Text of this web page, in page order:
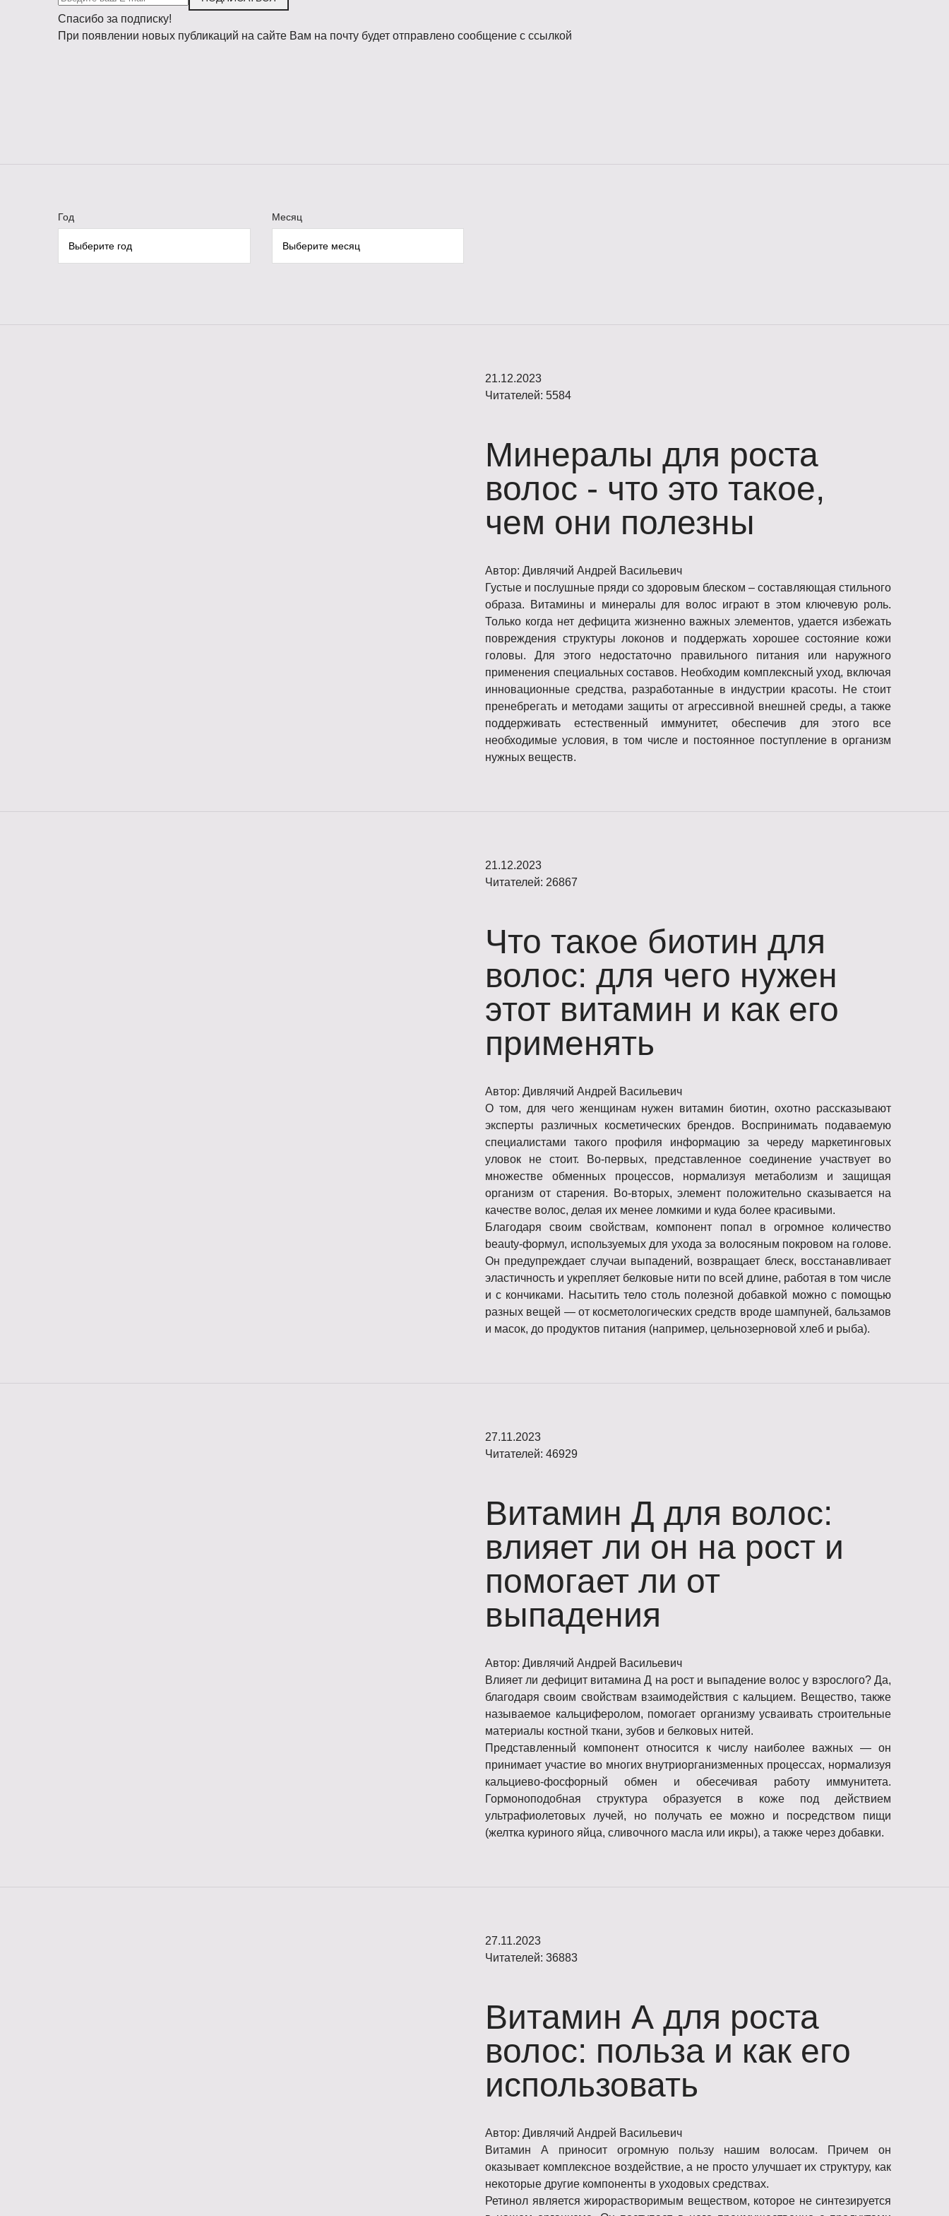
Спасибо за подписку!
При появлении новых публикаций на сайте Вам на почту будет отправлено сообщение с ссылкой
Год Месяц
21.12.2023
Читателей: 5584
Минералы для роста
волос - что это такое,
чем они полезны
Автор: Дивлячий Андрей Васильевич
Густые и послушные пряди со здоровым блеском – составляющая стильного
образа. Витамины и минералы для волос играют в этом ключевую роль.
Только когда нет дефицита жизненно важных элементов, удается избежать
повреждения структуры локонов и поддержать хорошее состояние кожи
головы. Для этого недостаточно правильного питания или наружного
применения специальных составов. Необходим комплексный уход, включая
инновационные средства, разработанные в индустрии красоты. Не стоит
пренебрегать и методами защиты от агрессивной внешней среды, а также
поддерживать естественный иммунитет, обеспечив для этого все
необходимые условия, в том числе и постоянное поступление в организм
нужных веществ.
21.12.2023
Читателей: 26867
Что такое биотин для
волос: для чего нужен
этот витамин и как его
применять
Автор: Дивлячий Андрей Васильевич
О том, для чего женщинам нужен витамин биотин, охотно рассказывают
эксперты различных косметических брендов. Воспринимать подаваемую
специалистами такого профиля информацию за череду маркетинговых
уловок не стоит. Во-первых, представленное соединение участвует во
множестве обменных процессов, нормализуя метаболизм и защищая
организм от старения. Во-вторых, элемент положительно сказывается на
качестве волос, делая их менее ломкими и куда более красивыми.
Благодаря своим свойствам, компонент попал в огромное количество
beauty-формул, используемых для ухода за волосяным покровом на голове.
Он предупреждает случаи выпадений, возвращает блеск, восстанавливает
эластичность и укрепляет белковые нити по всей длине, работая в том числе
и с кончиками. Насытить тело столь полезной добавкой можно с помощью
разных вещей — от косметологических средств вроде шампуней, бальзамов
и масок, до продуктов питания (например, цельнозерновой хлеб и рыба).
27.11.2023
Читателей: 46929
Витамин Д для волос:
влияет ли он на рост и
помогает ли от
выпадения
Автор: Дивлячий Андрей Васильевич
Влияет ли дефицит витамина Д на рост и выпадение волос у взрослого? Да,
благодаря своим свойствам взаимодействия с кальцием. Вещество, также
называемое кальциферолом, помогает организму усваивать строительные
материалы костной ткани, зубов и белковых нитей.
Представленный компонент относится к числу наиболее важных — он
принимает участие во многих внутриорганизменных процессах, нормализуя
кальциево-фосфорный обмен и обесечивая работу иммунитета.
Гормоноподобная структура образуется в коже под действием
ультрафиолетовых лучей, но получать ее можно и посредством пищи
(желтка куриного яйца, сливочного масла или икры), а также через добавки.
27.11.2023
Читателей: 36883
Витамин А для роста
волос: польза и как его
использовать
Автор: Дивлячий Андрей Васильевич
Витамин А приносит огромную пользу нашим волосам. Причем он
оказывает комплексное воздействие, а не просто улучшает их структуру, как
некоторые другие компоненты в уходовых средствах.
Ретинол является жирорастворимым веществом, которое не синтезируется